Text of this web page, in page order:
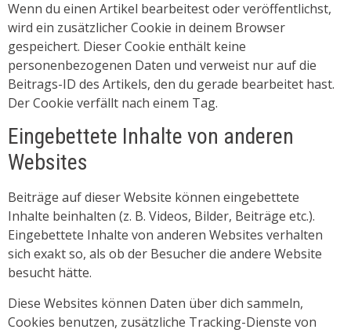
Wenn du einen Artikel bearbeitest oder veröffentlichst,
wird ein zusätzlicher Cookie in deinem Browser
gespeichert. Dieser Cookie enthält keine
personenbezogenen Daten und verweist nur auf die
Beitrags-ID des Artikels, den du gerade bearbeitet hast.
Der Cookie verfällt nach einem Tag.
Eingebettete Inhalte von anderen
Websites
Beiträge auf dieser Website können eingebettete
Inhalte beinhalten (z. B. Videos, Bilder, Beiträge etc.).
Eingebettete Inhalte von anderen Websites verhalten
sich exakt so, als ob der Besucher die andere Website
besucht hätte.
Diese Websites können Daten über dich sammeln,
Cookies benutzen, zusätzliche Tracking-Dienste von